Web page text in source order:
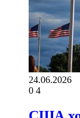
24.06.2026
0 4